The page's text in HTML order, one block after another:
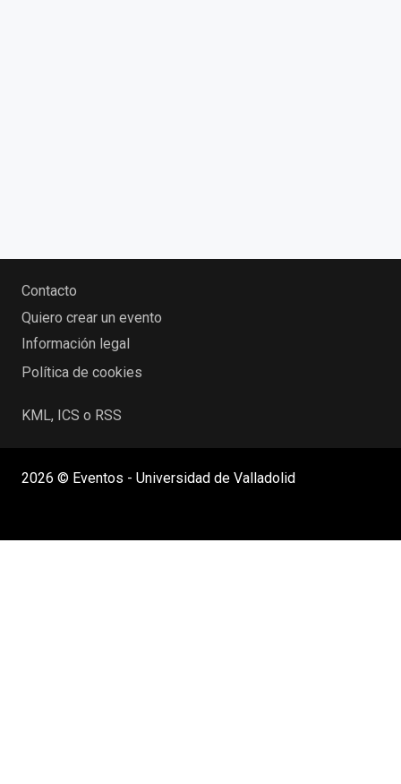
Contacto
Quiero crear un evento
Información legal
Política de cookies
KML, ICS o RSS
2026 © Eventos - Universidad de Valladolid